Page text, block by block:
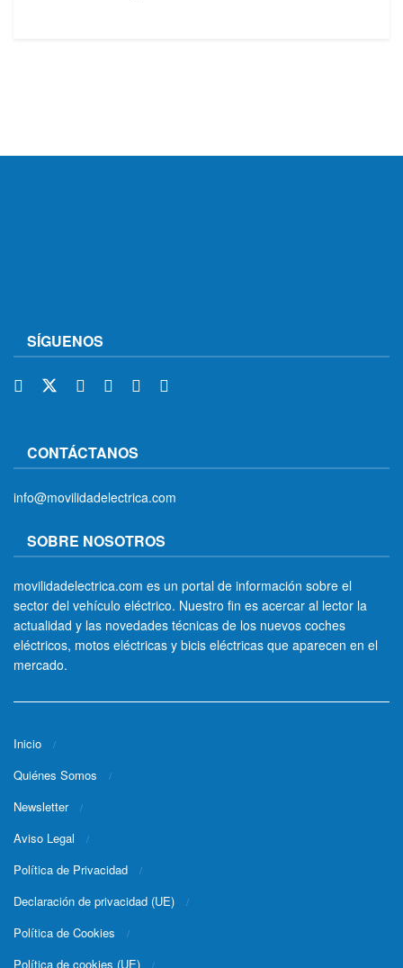
SÍGUENOS
CONTÁCTANOS
info@movilidadelectrica.com
SOBRE NOSOTROS
movilidadelectrica.com es un portal de información sobre el
sector del vehículo eléctrico. Nuestro fin es acercar al lector la
actualidad y las novedades técnicas de los nuevos coches
eléctricos, motos eléctricas y bicis eléctricas que aparecen en el
mercado.
Inicio
Quiénes Somos
Newsletter
Aviso Legal
Política de Privacidad
Declaración de privacidad (UE)
Política de Cookies
Política de cookies (UE)